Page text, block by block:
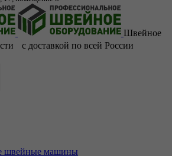
Швейное
с доставкой по всей России
швейные машины